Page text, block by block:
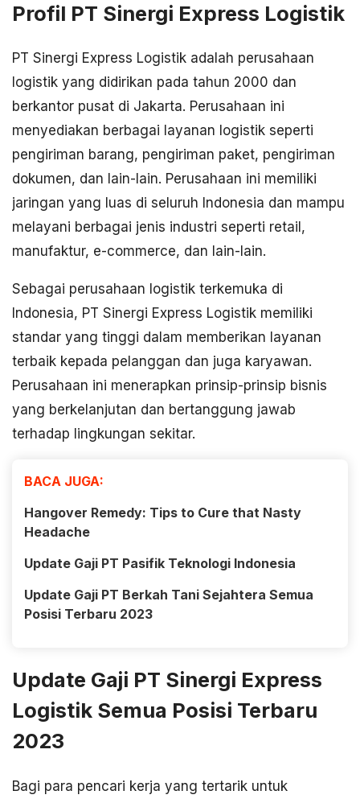
Profil PT Sinergi Express Logistik
PT Sinergi Express Logistik adalah perusahaan
logistik yang didirikan pada tahun 2000 dan
berkantor pusat di Jakarta. Perusahaan ini
menyediakan berbagai layanan logistik seperti
pengiriman barang, pengiriman paket, pengiriman
dokumen, dan lain-lain. Perusahaan ini memiliki
jaringan yang luas di seluruh Indonesia dan mampu
melayani berbagai jenis industri seperti retail,
manufaktur, e-commerce, dan lain-lain.
Sebagai perusahaan logistik terkemuka di
Indonesia, PT Sinergi Express Logistik memiliki
standar yang tinggi dalam memberikan layanan
terbaik kepada pelanggan dan juga karyawan.
Perusahaan ini menerapkan prinsip-prinsip bisnis
yang berkelanjutan dan bertanggung jawab
terhadap lingkungan sekitar.
BACA JUGA:
Hangover Remedy: Tips to Cure that Nasty
Headache
Update Gaji PT Pasifik Teknologi Indonesia
Update Gaji PT Berkah Tani Sejahtera Semua
Posisi Terbaru 2023
Update Gaji PT Sinergi Express
Logistik Semua Posisi Terbaru
2023
Bagi para pencari kerja yang tertarik untuk